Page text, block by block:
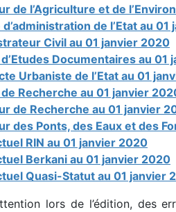
de l’Agriculture et de
de l’Etat au
Civil au 01 janvier 2020
Documentaires au 01
Urbaniste de l’Etat au 01
Recherche au 01 janvier
de Recherche au 01 janvier
des Ponts, des Eaux et des
RIN au 01 janvier 2020
Berkani au 01 janvier 2020
Quasi-Statut au 01 janvier
lors de l’édition, des